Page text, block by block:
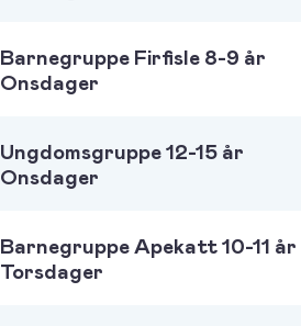
Barnegruppe Firfisle 8-9 år
Onsdager
Ungdomsgruppe 12-15 år
Onsdager
Barnegruppe Apekatt 10-11 år
Torsdager